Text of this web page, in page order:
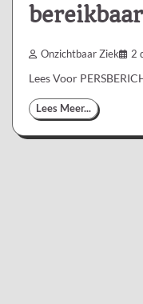
bereikbaar
Onzichtbaar Ziek 2
Lees Voor
Lees Meer...